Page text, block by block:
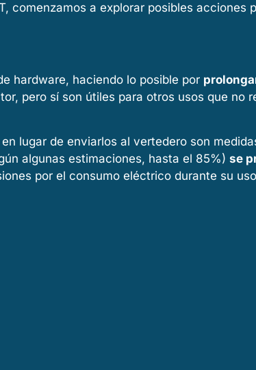
comenzamos a explorar posibles acciones
hardware, haciendo lo posible por
pero sí son útiles para otros usos que no
lugar de enviarlos al vertedero son
algunas estimaciones, hasta el 85%) se
por el consumo eléctrico durante su